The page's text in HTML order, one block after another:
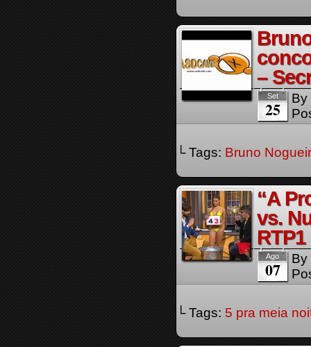
–
Set
25
By
└ Tags: Bruno
“A
vs.
RTP1
Ago
07
By
└ Tags: 5 pra meia